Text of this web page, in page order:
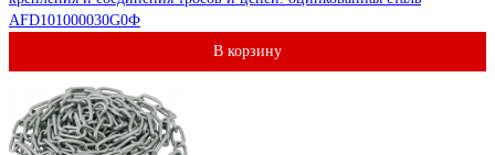
AFD101000030G0Ф
В корзину